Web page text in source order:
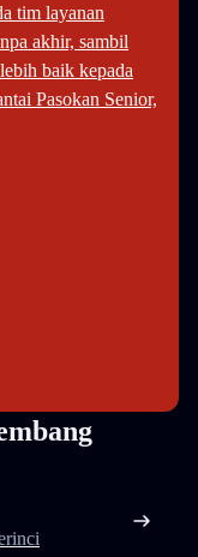
tim layanan
akhir, sambil
baik kepada
Pasokan Senior,